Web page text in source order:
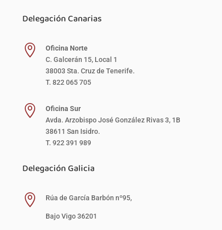
Delegación Canarias

Oficina Norte
C. Galcerán 15, Local 1
38003 Sta. Cruz de Tenerife.
T. 822 065 705

Oficina Sur
Avda. Arzobispo José González Rivas 3, 1B
38611 San Isidro.
T. 922 391 989
Delegación Galicia
 Rúa de García Barbón nº95,
Bajo Vigo 36201